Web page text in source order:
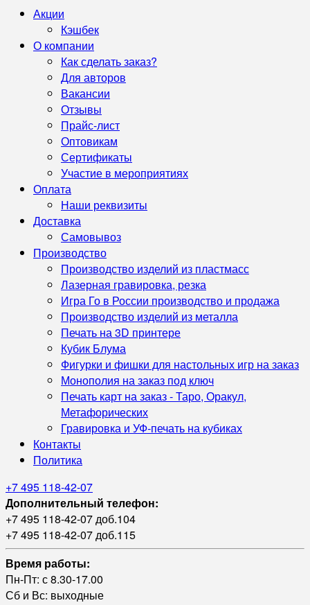
Акции
Кэшбек
О компании
Как сделать заказ?
Для авторов
Вакансии
Отзывы
Прайс-лист
Оптовикам
Сертификаты
Участие в мероприятиях
Оплата
Наши реквизиты
Доставка
Самовывоз
Производство
Производство изделий из пластмасс
Лазерная гравировка, резка
Игра Го в России производство и продажа
Производство изделий из металла
Печать на 3D принтере
Кубик Блума
Фигурки и фишки для настольных игр на заказ
Монополия на заказ под ключ
Печать карт на заказ - Таро, Оракул,
Метафорических
Гравировка и УФ‑печать на кубиках
Контакты
Политика
+7 495 118-42-07
Дополнительный телефон:
+7 495 118-42-07 доб.104
+7 495 118-42-07 доб.115
Время работы:
Пн-Пт: с 8.30-17.00
Сб и Вс: выходные